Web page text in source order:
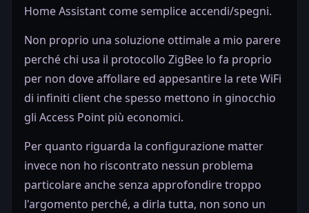
Home Assistant come semplice accendi/spegni.
Non proprio una soluzione ottimale a mio parere
perché chi usa il protocollo ZigBee lo fa proprio
per non dove affollare ed appesantire la rete WiFi
di infiniti client che spesso mettono in ginocchio
gli Access Point più economici.
Per quanto riguarda la configurazione matter
invece non ho riscontrato nessun problema
particolare anche senza approfondire troppo
l'argomento perché, a dirla tutta, non sono un